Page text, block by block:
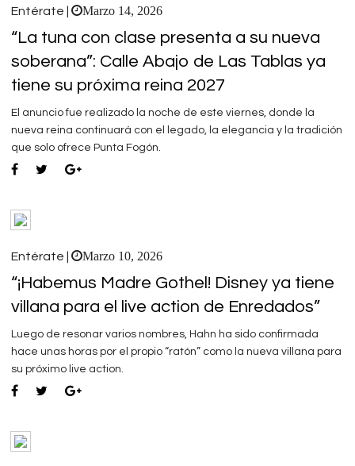
Entérate | Marzo 14, 2026
“La tuna con clase presenta a su nueva
soberana”: Calle Abajo de Las Tablas ya
tiene su próxima reina 2027
El anuncio fue realizado la noche de este viernes, donde la
nueva reina continuará con el legado, la elegancia y la tradición
que solo ofrece Punta Fogón.
Entérate | Marzo 10, 2026
“¡Habemus Madre Gothel! Disney ya tiene
villana para el live action de Enredados”
Luego de resonar varios nombres, Hahn ha sido confirmada
hace unas horas por el propio “ratón” como la nueva villana para
su próximo live action.